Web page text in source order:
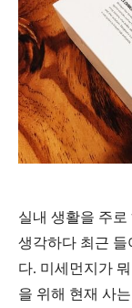
실내 생활을 주로
생각하다 최근 들
다. 미세먼지가
을 위해 현재 사